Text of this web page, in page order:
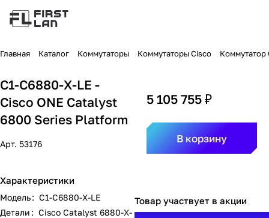
Главная Каталог Коммутаторы Коммутаторы Cisco Коммутатор
C1-C6880-X-LE -
Cisco ONE Catalyst
6800 Series Platform
Арт. 53176
Характеристики
Модель: C1-C6880-X-LE
Детали: Cisco Catalyst 6880-X-
5 105 755 ₽
В корзину
Товар участвует в акции